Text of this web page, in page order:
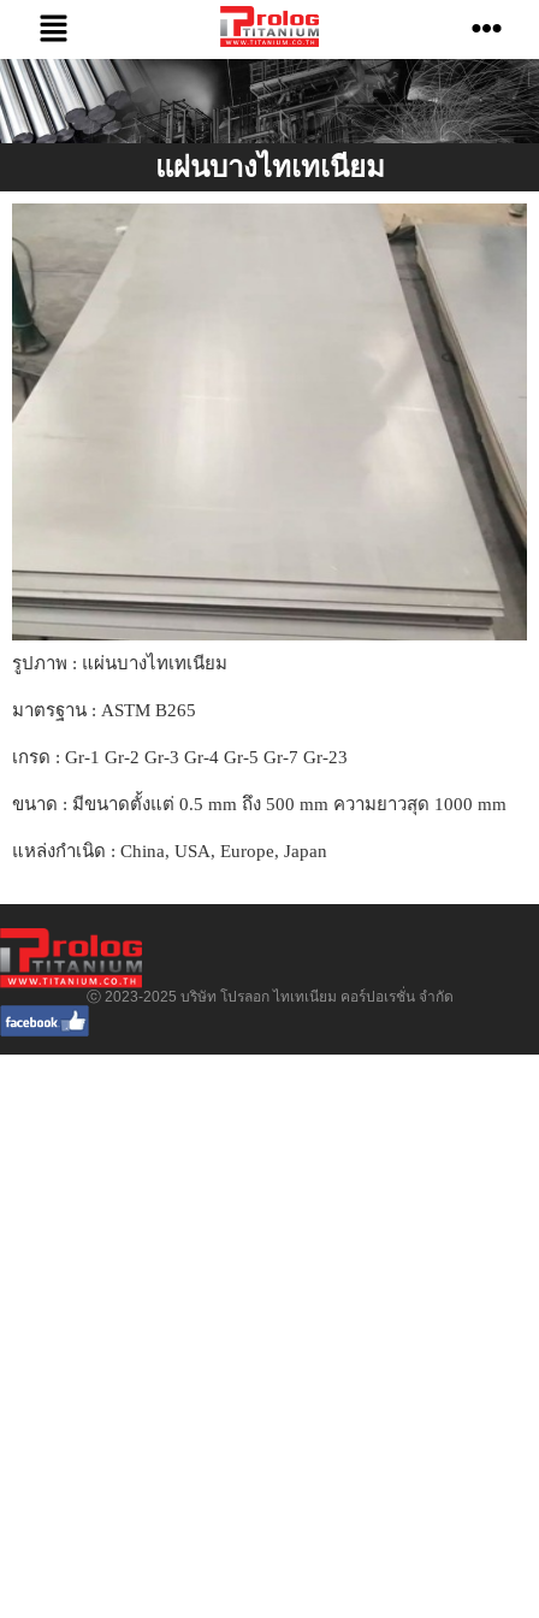
แผ่นบางไทเทเนียม
รูปภาพ : แผ่นบางไทเทเนียม
มาตรฐาน : ASTM B265
เกรด : Gr-1 Gr-2 Gr-3 Gr-4 Gr-5 Gr-7 Gr-23
ขนาด : มีขนาดตั้งแต่ 0.5 mm ถึง 500 mm ความยาวสุด 1000 mm
แหล่งกำเนิด : China, USA, Europe, Japan
ⓒ 2023-2025 บริษัท โปรลอก ไทเทเนียม คอร์ปอเรชั่น จำกัด